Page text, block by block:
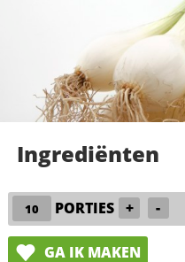
Ingrediënten
PORTIES + -
GA IK MAKEN